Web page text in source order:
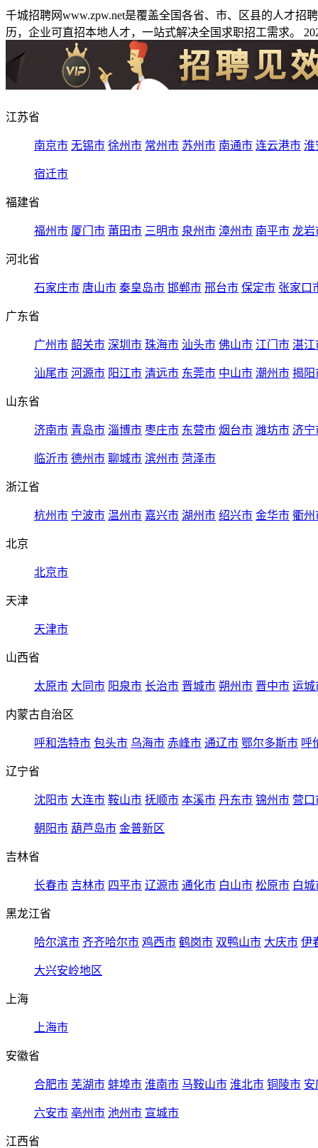
千城招聘网www.zpw.net是覆盖全国各省、市、区县的人才
历，企业可直招本地人才，一站式解决全国求职招工需求。
江苏省
南京市 无锡市 徐州市 常州市 苏州市 南通市 连云港市 淮
宿迁市
福建省
福州市 厦门市 莆田市 三明市 泉州市 漳州市 南平市 龙岩
河北省
石家庄市 唐山市 秦皇岛市 邯郸市 邢台市 保定市 张家口
广东省
广州市 韶关市 深圳市 珠海市 汕头市 佛山市 江门市 湛江
汕尾市 河源市 阳江市 清远市 东莞市 中山市 潮州市 揭阳
山东省
济南市 青岛市 淄博市 枣庄市 东营市 烟台市 潍坊市 济宁
临沂市 德州市 聊城市 滨州市 菏泽市
浙江省
杭州市 宁波市 温州市 嘉兴市 湖州市 绍兴市 金华市 衢州
北京
北京市
天津
天津市
山西省
太原市 大同市 阳泉市 长治市 晋城市 朔州市 晋中市 运城
内蒙古自治区
呼和浩特市 包头市 乌海市 赤峰市 通辽市 鄂尔多斯市 呼
辽宁省
沈阳市 大连市 鞍山市 抚顺市 本溪市 丹东市 锦州市 营口
朝阳市 葫芦岛市 金普新区
吉林省
长春市 吉林市 四平市 辽源市 通化市 白山市 松原市 白城
黑龙江省
哈尔滨市 齐齐哈尔市 鸡西市 鹤岗市 双鸭山市 大庆市 伊
大兴安岭地区
上海
上海市
安徽省
合肥市 芜湖市 蚌埠市 淮南市 马鞍山市 淮北市 铜陵市 安
六安市 亳州市 池州市 宣城市
江西省